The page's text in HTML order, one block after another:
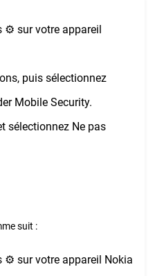
⚙︎ sur votre appareil
puis sélectionnez
Mobile Security.
sélectionnez Ne pas
suit :
⚙︎ sur votre appareil Nokia